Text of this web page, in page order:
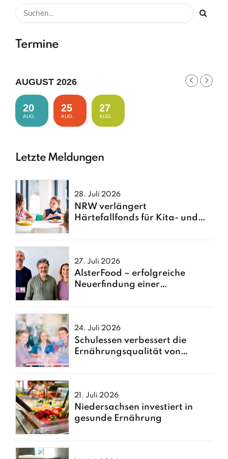
Termine
AUGUST 2026
20
AUG.
25
AUG.
27
AUG.
Letzte Meldungen
28. Juli 2026
NRW verlängert
Härtefallfonds für Kita- und
27. Juli 2026
AlsterFood – erfolgreiche
Neuerfindung einer
24. Juli 2026
Schulessen verbessert die
Ernährungsqualität von
21. Juli 2026
Niedersachsen investiert in
gesunde Ernährung